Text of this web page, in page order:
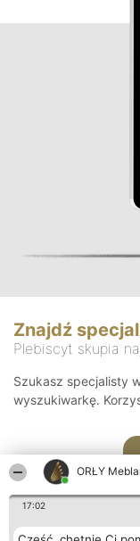
ORŁY
17:02
Znajdź
Plebiscyt skupia
Szukasz specjalisty
wyszukiwarkę.